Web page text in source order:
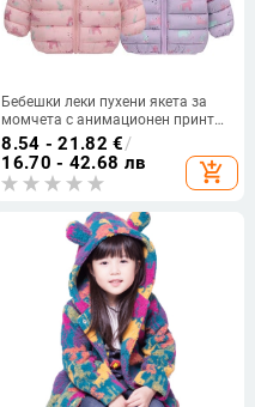
Бебешки леки пухени якета за
момчета с анимационен принт
на динозавър Топли връхни
дрехи с качулка Зима Есен
Детски палта за момичета
Ежедневно облекло
8.54 - 21.82 €/
16.70 - 42.68 лв
add_shopping_cart